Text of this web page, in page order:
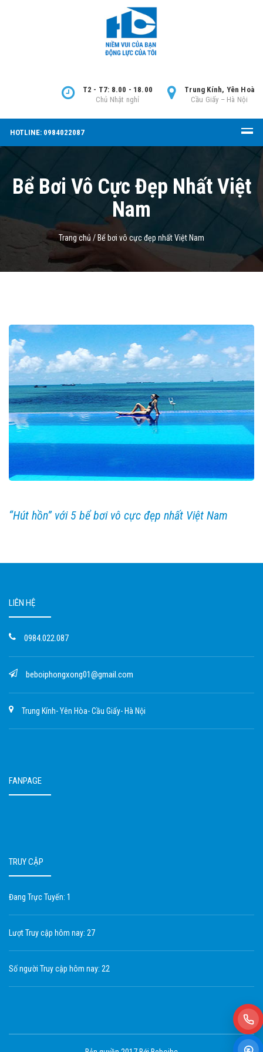
Trung Kính, Yên Hoà
Cầu Giấy – Hà Nội
T2 - T7: 8.00 - 18.00
Chủ Nhật nghỉ
HOTLINE: 0984022087
Bể Bơi Vô Cực Đẹp Nhất Việt
Nam
Trang chủ / Bể bơi vô cực đẹp nhất Việt Nam
“Hút hồn” với 5 bể bơi vô cực đẹp nhất Việt Nam
LIÊN HỆ
0984.022.087
beboiphongxong01@gmail.com
Trung Kính- Yên Hòa- Cầu Giấy- Hà Nội
FANPAGE
TRUY CẬP
Đang Trực Tuyến: 1
Lượt Truy cập hôm nay: 27
Số người Truy cập hôm nay: 22